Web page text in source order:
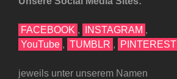
FACEBOOK , INSTAGRAM ,
YouTube , TUMBLR , PINTEREST
jeweils unter unserem Namen